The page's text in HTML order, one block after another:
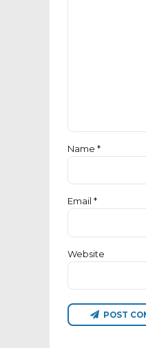
Name *
Email *
Website
POST